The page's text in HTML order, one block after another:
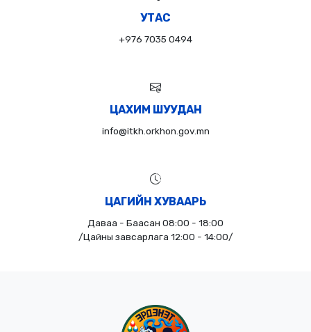
УТАС
+976 7035 0494
ЦАХИМ ШУУДАН
info@itkh.orkhon.gov.mn
ЦАГИЙН ХУВААРЬ
Даваа - Баасан 08:00 - 18:00
/Цайны завсарлага 12:00 - 14:00/